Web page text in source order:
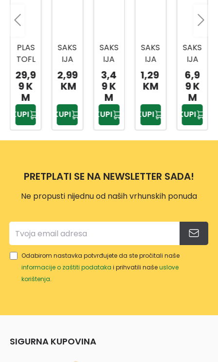
PLAS
TOFL
EX
SAKS
IJA
280X
280X
580
MM
29,9
9 K
M
KUPI
SAKS
IJA
WAV
E
SA
DREN
AŽER
OM
2,99
KM
KUPI
SAKS
IJA
SA
POD
MET
AČE
M
MEDI
TERA
BIJEL
3,4
9 K
M
KUPI
SAKS
IJA
SA
POD
AČE
M
MEDI
TERA
1,29
KM
KUPI
SAKS
IJA
GAR
DEN
A
LUX
FI 35
ANTR
ACIT
6,9
9 K
M
KUPI
PRETPLATI SE NA NEWSLETTER SADA!
Ne propusti nijednu od naših vrhunskih ponuda
Odabirom nastavka potvrđujete da ste pročitali naše
informacije o zaštiti podataka i prihvatili našeuslove
korištenja.
SIGURNA KUPOVINA